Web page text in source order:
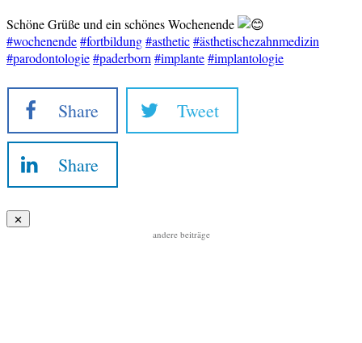
Schöne Grüße und ein schönes Wochenende
#wochenende#fortbildung#asthetic#ästhetischezahnmedizin
#parodontologie#paderborn#implante#implantologie
Share Tweet
Share
andere beiträge